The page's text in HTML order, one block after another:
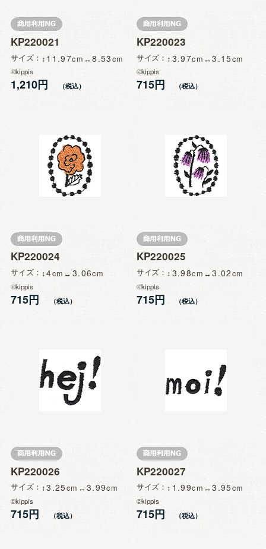
KP220021
サイズ 11.97 8.53
©kippis
1,210円
KP220023
サイズ 3.97 3.15
©kippis
715円
KP220024
サイズ 4 3.06
©kippis
715円
KP220025
サイズ 3.98 3.02
©kippis
715円
KP220026
サイズ 3.25 3.99
©kippis
715円
KP220027
サイズ 1.99 3.95
©kippis
715円